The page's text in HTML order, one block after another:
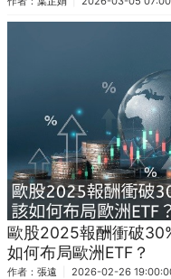
歐股2025報酬衝破
如何布局歐洲ETF？
作者： 張遠 2026-02-26